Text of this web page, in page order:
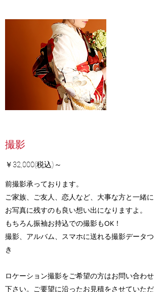
撮影
​￥32,000(税込)～
前撮影承っております。
ご家族、ご友人、恋人など、大事な方と一緒に
お写真に残すのも良い想い出になりますよ。
​もちろん振袖お持込での撮影もOK！
撮影、アルバム、スマホに送れる撮影データつ
き
ロケーション撮影をご希望の方はお問い合わせ
下さい。ご要望に沿ったお見積をさせていただ